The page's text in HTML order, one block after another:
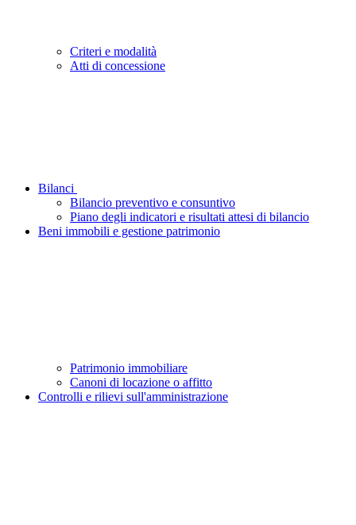
Criteri e modalità
Atti di concessione
Bilanci
Bilancio preventivo e consuntivo
Piano degli indicatori e risultati attesi di bilancio
Beni immobili e gestione patrimonio
Patrimonio immobiliare
Canoni di locazione o affitto
Controlli e rilievi sull'amministrazione